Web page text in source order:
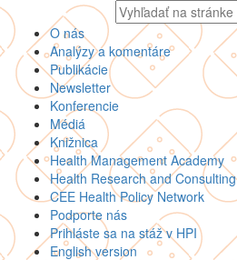
Vyhľadávaný
text
O nás
Analýzy a komentáre
Publikácie
Newsletter
Konferencie
Médiá
Knižnica
Health Management Academy
Health Research and Consulting
CEE Health Policy Network
Podporte nás
Prihláste sa na stáž v HPI
English version